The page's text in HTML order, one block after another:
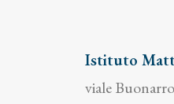
Istituto
viale